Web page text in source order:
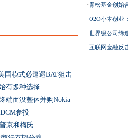
国模式必遭遇BAT狙击
有多种选择
端而没整体并购Nokia
参投
京和梅氏
金
·青松基金创始
天使”
·O2O小本创业
·世界级公司缔
后的资本推手
·互联网金融反